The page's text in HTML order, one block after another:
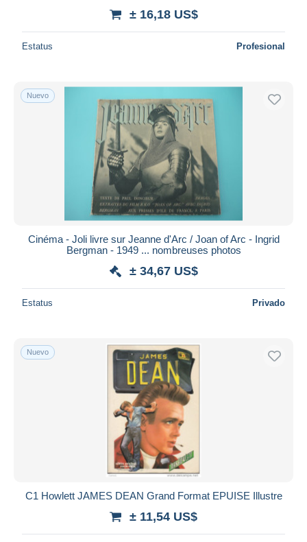
± 16,18 US$
Estatus Profesional
Nuevo
Cinéma - Joli livre sur Jeanne d'Arc / Joan of Arc - Ingrid
Bergman - 1949 ... nombreuses photos
± 34,67 US$
Estatus Privado
Nuevo
C1 Howlett JAMES DEAN Grand Format EPUISE Illustre
± 11,54 US$